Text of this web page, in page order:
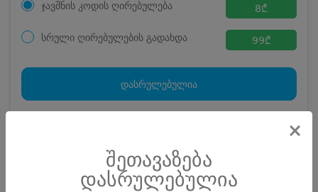
×
შეთავაზება
დასრულებულია
ჯავშნის კოდის ღირებულება 8₾
სრული ღირებულების გადახდა 99₾
ჯავშნის კოდი
8 ₾
კვება
0 ₾
დასრულებულია
163